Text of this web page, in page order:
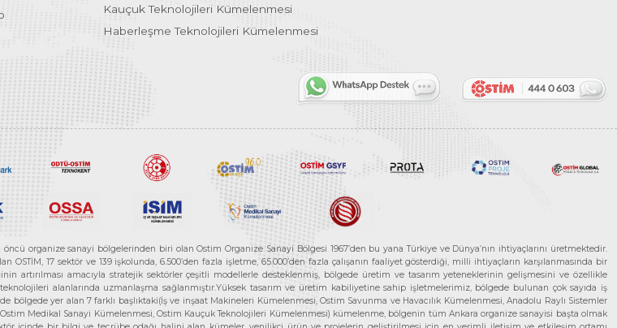
Kauçuk Teknolojileri Kümelenmesi
Haberleşme Teknolojileri Kümelenmesi
organize sanayi bölgelerinden biri olan Ostim Organize Sanayi Bölgesi 1967’den bu yana Türkiye ve Dünya’nın ihtiyaçlarını üretmektedir.
17 sektör ve 139 işkolunda, 6.500’den fazla işletme, 65.000’den fazla çalışanın faaliyet gösterdiği, milli ihtiyaçların karşılanmasında bir
artırılması amacıyla stratejik sektörler çeşitli modellerle desteklenmiş, bölgede üretim ve tasarım yeteneklerinin gelişmesini ve özellikle
alanlarında uzmanlaşma sağlanmıştır.Yüksek tasarım ve üretim kabiliyetine sahip işletmelerimiz, bölgede bulunan çok sayıda iş
bölgede yer alan 7 farklı başlıktaki(İş ve inşaat Makineleri Kümelenmesi, Ostim Savunma ve Havacılık Kümelenmesi, Anadolu Raylı Sistemler
Medikal Sanayi Kümelenmesi, Ostim Kauçuk Teknolojileri Kümelenmesi) kümelenme, bölgenin tüm Ankara organize sanayisi başta olmak